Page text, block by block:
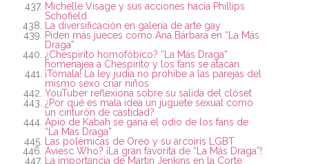
Michelle Visage y sus acciones hacia Phillips
Schofield
La diversificación en galería de arte gay
Piden más jueces como Ana Bárbara en “La Más
Draga”
¿Chespirito homofóbico? “La Más Draga”
homenajea a Chespirito y los fans se atacan
¡Tómala! La ley judía no prohíbe a las parejas del
mismo sexo criar niños
YouTuber reflexiona sobre su salida del clóset
¿Por qué es mala idea un juguete sexual como
un cinturón de castidad?
Apio de Kabah se gana el odio de los fans de
“La Más Draga”
Las polémicas de Oreo y su arcoiris LGBT
Aviesc Who? ¡La gran favorita de “La Más Draga”!
La importancia de Martin Jenkins en la Corte